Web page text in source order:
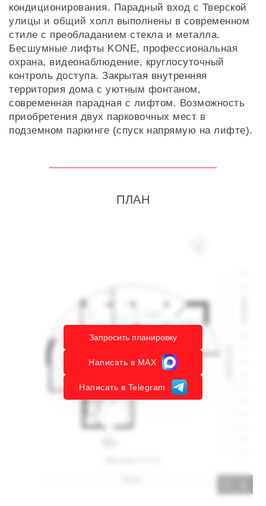
кондиционирования. Парадный вход с Тверской
улицы и общий холл выполнены в современном
стиле с преобладанием стекла и металла.
Бесшумные лифты KONE, профессиональная
охрана, видеонаблюдение, круглосуточный
контроль доступа. Закрытая внутренняя
территория дома с уютным фонтаном,
современная парадная с лифтом. Возможность
приобретения двух парковочных мест в
подземном паркинге (спуск напрямую на лифте).
ПЛАН
Запросить планировку
Написать в MAX
Написать в Telegram